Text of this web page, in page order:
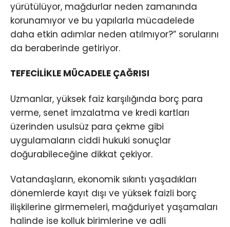
yürütülüyor, mağdurlar neden zamanında
korunamıyor ve bu yapılarla mücadelede
daha etkin adımlar neden atılmıyor?” sorularını
da beraberinde getiriyor.
TEFECİLİKLE MÜCADELE ÇAĞRISI
Uzmanlar, yüksek faiz karşılığında borç para
verme, senet imzalatma ve kredi kartları
üzerinden usulsüz para çekme gibi
uygulamaların ciddi hukuki sonuçlar
doğurabileceğine dikkat çekiyor.
Vatandaşların, ekonomik sıkıntı yaşadıkları
dönemlerde kayıt dışı ve yüksek faizli borç
ilişkilerine girmemeleri, mağduriyet yaşamaları
halinde ise kolluk birimlerine ve adli